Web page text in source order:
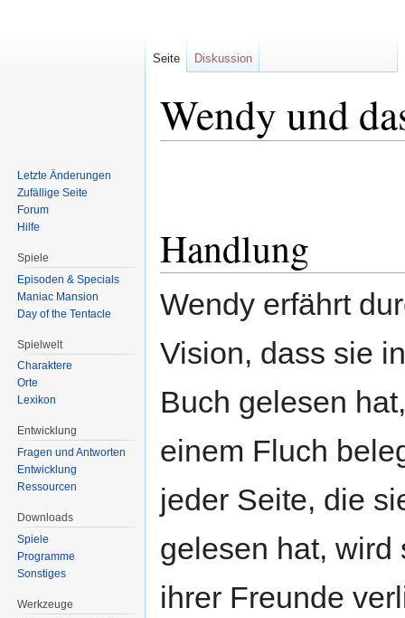
Wendy und
Handlung
Wendy erfährt
Vision, dass sie
Buch gelesen
einem Fluch
jeder Seite, die
gelesen hat, wird
ihrer Freunde
Seite Diskussion
Letzte Änderungen
Zufällige Seite
Forum
Hilfe
Spiele
Episoden & Specials
Maniac Mansion
Day of the Tentacle
Spielwelt
Charaktere
Orte
Lexikon
Entwicklung
Fragen und Antworten
Entwicklung
Ressourcen
Downloads
Spiele
Programme
Sonstiges
Werkzeuge